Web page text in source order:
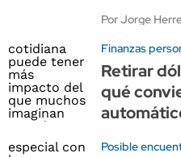
Por Jorge
Finanzas
Retirar
qué
Posible